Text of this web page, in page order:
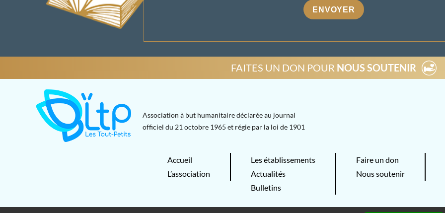
ENVOYER
FAITES UN DON POUR NOUS SOUTENIR
Association à but humanitaire déclarée au journal
officiel du 21 octobre 1965 et régie par la loi de 1901
Accueil
L’association
Les établissements
Actualités
Bulletins
Faire un don
Nous soutenir